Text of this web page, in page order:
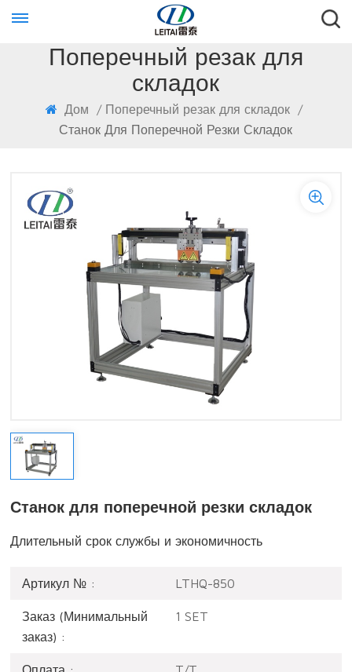
Поперечный резак для
складок
Дом / Поперечный резак для складок
/
Станок Для Поперечной Резки Складок
Станок для поперечной резки складок
Длительный срок службы и экономичность
Артикул № : LTHQ-850
Заказ (Минимальный
заказ) :
1 SET